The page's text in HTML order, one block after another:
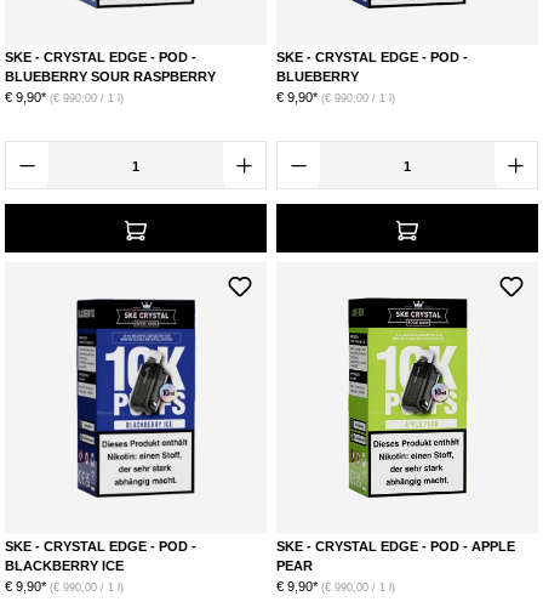
SKE - CRYSTAL EDGE - POD -
BLUEBERRY SOUR RASPBERRY
€ 9,90* (€ 990,00 / 1 l)
SKE - CRYSTAL EDGE - POD -
BLUEBERRY
€ 9,90* (€ 990,00 / 1 l)
SKE - CRYSTAL EDGE - POD -
BLACKBERRY ICE
€ 9,90* (€ 990,00 / 1 l)
SKE - CRYSTAL EDGE - POD - APPLE
PEAR
€ 9,90* (€ 990,00 / 1 l)